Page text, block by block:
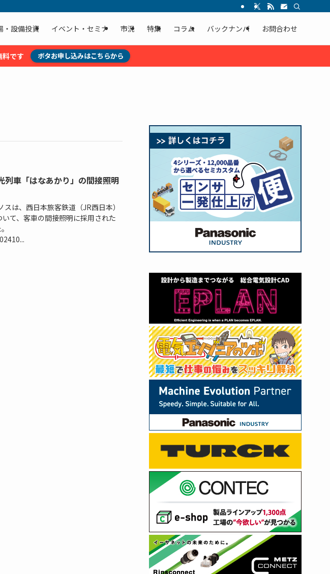
・設備投資 イベント・セミナ 市況 特集 コラム バックナンバ お問合わせ
料です ボタお申し込みはこちらから
列車「はなあかり」の間接照明
は、西日本旅客鉄道（JR西日本）
て、客車の間接照明に採用された